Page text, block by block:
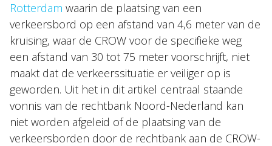
Rotterdam waarin de plaatsing van een
verkeersbord op een afstand van 4,6 meter van de
kruising, waar de CROW voor de specifieke weg
een afstand van 30 tot 75 meter voorschrijft, niet
maakt dat de verkeerssituatie er veiliger op is
geworden. Uit het in dit artikel centraal staande
vonnis van de rechtbank Noord-Nederland kan
niet worden afgeleid of de plaatsing van de
verkeersborden door de rechtbank aan de CROW-